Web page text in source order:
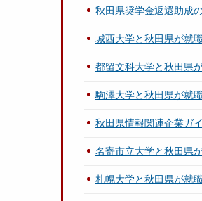
秋田県奨学金返還助成
城西大学と秋田県が就
都留文科大学と秋田県
駒澤大学と秋田県が就
秋田県情報関連企業ガ
名寄市立大学と秋田県
札幌大学と秋田県が就